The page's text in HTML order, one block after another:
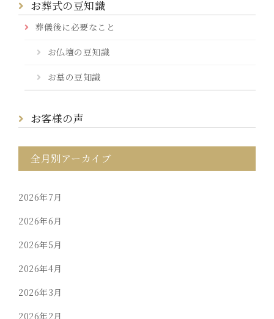
お葬式の豆知識
葬儀後に必要なこと
お仏壇の豆知識
お墓の豆知識
お客様の声
全月別アーカイブ
2026年7月
2026年6月
2026年5月
2026年4月
2026年3月
2026年2月